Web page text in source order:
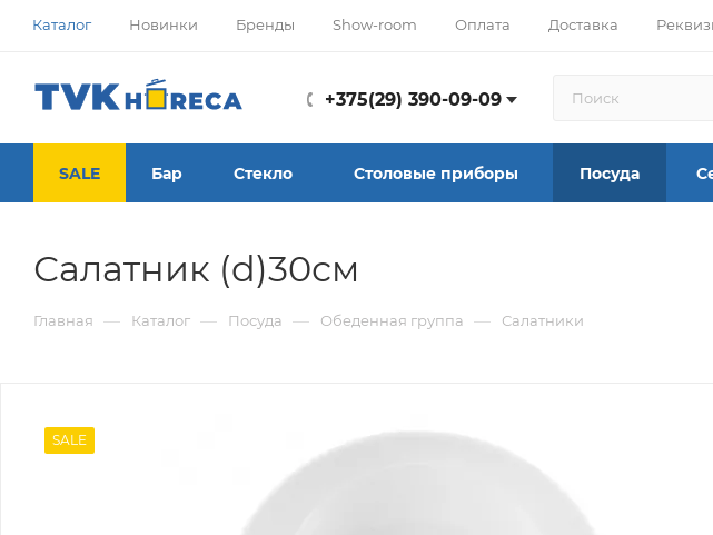
Каталог Новинки Бренды Show-room Оплата Доставка
+375(29) 390-09-09
SALE Бар Стекло Столовые приборы Посуда
Салатник (d)30см
Главная — Каталог — Посуда — Обеденная группа — Салатники
SALE